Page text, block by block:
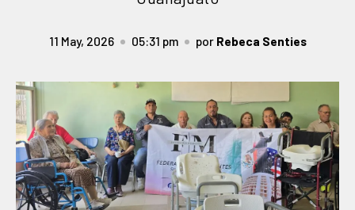
11 May, 2026 05:31 pm por Rebeca Senties